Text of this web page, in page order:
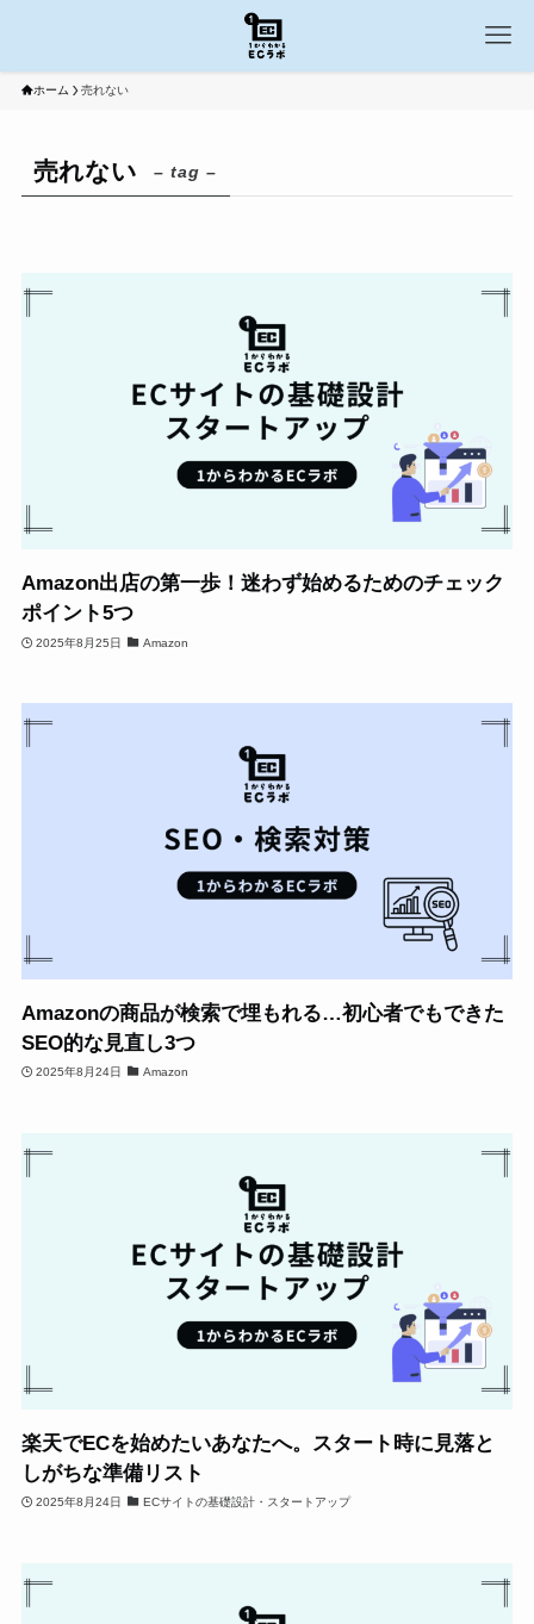
ホーム 売れない
売れない – tag –
Amazon出店の第一歩！迷わず始めるためのチェック
ポイント5つ
2025年8月25日 Amazon
Amazonの商品が検索で埋もれる…初心者でもできた
SEO的な見直し3つ
2025年8月24日 Amazon
楽天でECを始めたいあなたへ。スタート時に見落と
しがちな準備リスト
2025年8月24日 ECサイトの基礎設計・スタートアップ